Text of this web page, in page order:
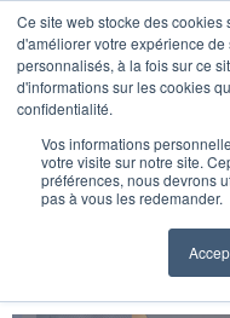
Ce site web stocke des cookies
d'améliorer votre expérience
personnalisés, à la fois sur ce
d'informations sur les cookies
confidentialité.
Vos informations
votre visite sur notre site.
préférences, nous devrons
pas à vous les redemander.
Deeptech
cherchent